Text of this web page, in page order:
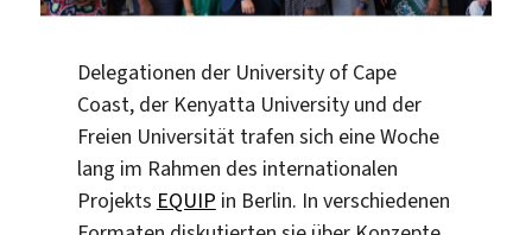
Delegationen der University of Cape
Coast, der Kenyatta University und der
Freien Universität trafen sich eine Woche
lang im Rahmen des internationalen
Projekts EQUIP in Berlin. In verschiedenen